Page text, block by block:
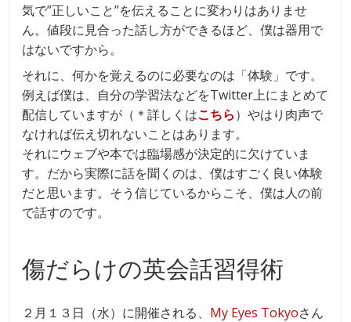
気で”正しいこと”を伝えることに変わりはありませ
ん。値段に見合った話し方ができるほど、僕は器用で
はないですから。
それに、何かを覚えるのに必要なのは「体験」です。
例えば僕は、自分の学習法などをTwitter上にまとめて
配信していますが（＊詳しくはこちら）やはり肉声で
なければ伝え切れないことはあります。
それにウェブや本では臨場感が決定的に欠けていま
す。だから実際に話を聞くのは、僕はすごく良い体験
だと思います。そう信じているからこそ、僕は人の前
で話すのです。
傷だらけの英会話習得術
２月１３日（水）に開催される、 My Eyes Tokyoさん